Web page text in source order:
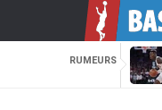
RUMEURS